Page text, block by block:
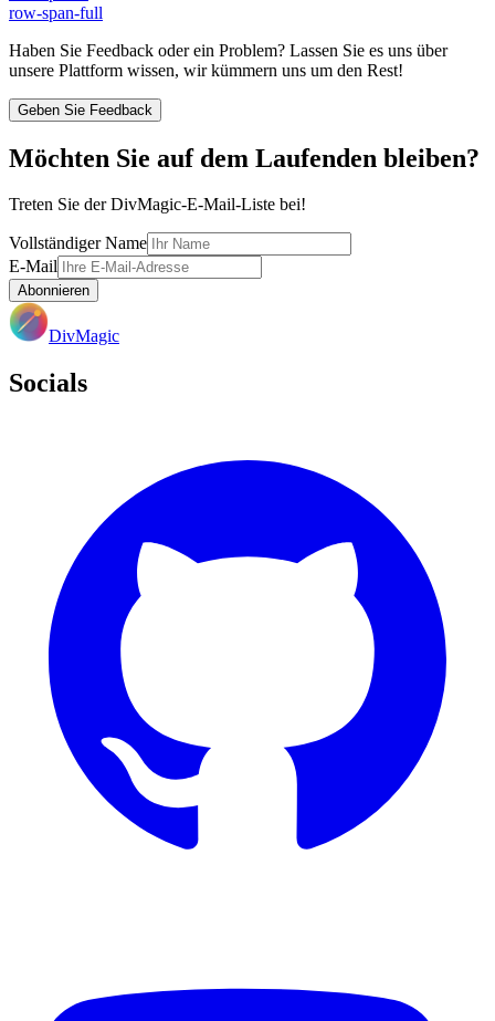
row-span-full
Haben Sie Feedback oder ein Problem? Lassen Sie es uns über
unsere Plattform wissen, wir kümmern uns um den Rest!
Geben Sie Feedback
Möchten Sie auf dem Laufenden bleiben?
Treten Sie der DivMagic-E-Mail-Liste bei!
Vollständiger Name
E-Mail
Abonnieren
DivMagic
Socials